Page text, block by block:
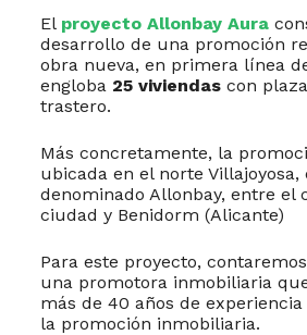
El proyecto Allonbay Aura
desarrollo de una promoción
obra nueva, en primera línea
engloba 25 viviendascon
trastero.
Más concretamente, la
ubicada en el norte
denominado Allonbay, entre el
ciudad y Benidorm (Alicante)
Para este proyecto,
una promotora inmobiliaria
más de 40 años de
la promoción inmobiliaria.